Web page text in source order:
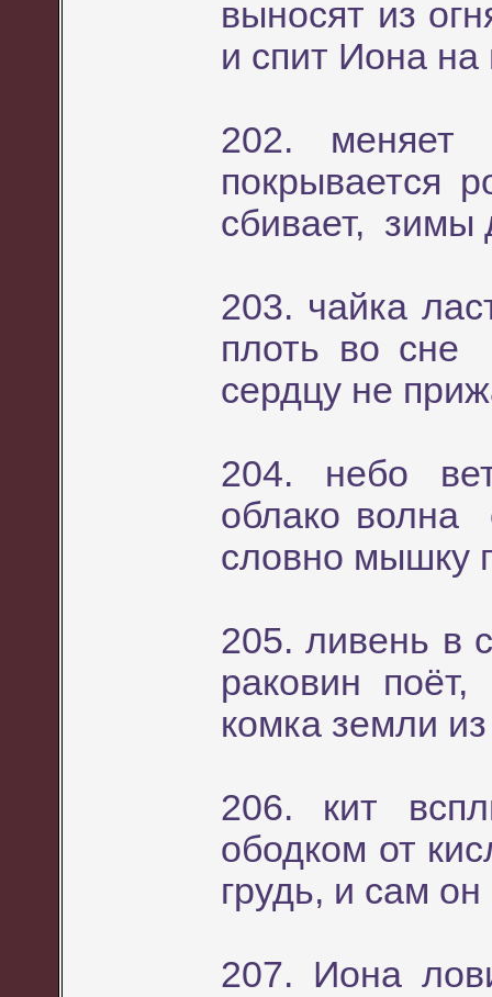
выносят из
и спит Иона на
202. меняет
покрывается
сбивает, зимы
203. чайка
плоть во сне
сердцу не
204. небо
облако волна
словно мышку
205. ливень в
раковин
комка земли
206. кит
ободком от
грудь, и сам
207. Иона